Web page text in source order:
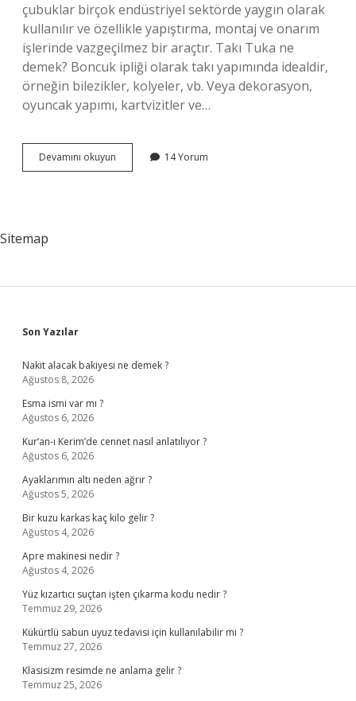
çubuklar birçok endüstriyel sektörde yaygın olarak
kullanılır ve özellikle yapıştırma, montaj ve onarım
işlerinde vazgeçilmez bir araçtır. Takı Tuka ne
demek? Boncuk ipliği olarak takı yapımında idealdir,
örneğin bilezikler, kolyeler, vb. Veya dekorasyon,
oyuncak yapımı, kartvizitler ve…
Devamını okuyun Takatukacı
Ne
14 Yorum
Sitemap
Sidebar
Son Yazılar
Nakit alacak bakiyesi ne demek ?
Ağustos 8, 2026
Esma ismi var mı ?
Ağustos 6, 2026
Kur’an-ı Kerim’de cennet nasıl anlatılıyor ?
Ağustos 6, 2026
Ayaklarımın altı neden ağrır ?
Ağustos 5, 2026
Bir kuzu karkas kaç kilo gelir ?
Ağustos 4, 2026
Apre makinesi nedir ?
Ağustos 4, 2026
Yüz kızartıcı suçtan işten çıkarma kodu nedir ?
Temmuz 29, 2026
Kükürtlü sabun uyuz tedavisi için kullanılabilir mi ?
Temmuz 27, 2026
Klasisizm resimde ne anlama gelir ?
Temmuz 25, 2026